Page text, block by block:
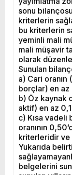
sonu
kriterlerin
bu kriterlerin
yeminli mali
mali müşavir
olarak
Sunulan
a) Cari oranın
borçlar) en az
b) Öz kaynak
aktif) en az
c) Kısa vadeli
oranının
kriterleridir ve
Yukarıda
belgelerini